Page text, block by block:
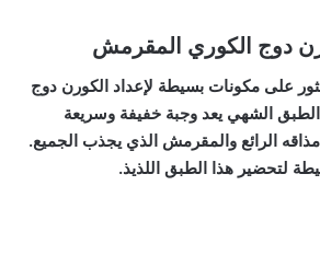
دوج الكوري المقرمش
على مكونات بسيطة لإعداد الكورن دوج
الشهي يعد وجبة خفيفة وسريعة
الرائع والمقرمش الذي يجذب الجميع.
لتحضير هذا الطبق اللذيذ.